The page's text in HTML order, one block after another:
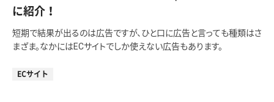
に紹介！
短期で結果が出るのは広告ですが、ひと口に広告と言っても種類はさ
まざま。なかにはECサイトでしか使えない広告もあります。
ECサイト